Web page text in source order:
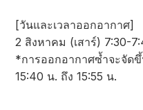
[วันและเวลาออกอากาศ]
2 สิงหาคม (เสาร์) 7:30-
*การออกอากาศซ้ำจะจัด
15:40 น. ถึง 15:55 น.